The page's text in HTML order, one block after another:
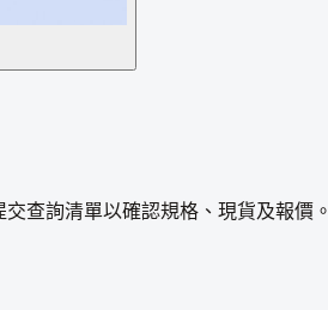
查詢清單以確認規格、現貨及報價。